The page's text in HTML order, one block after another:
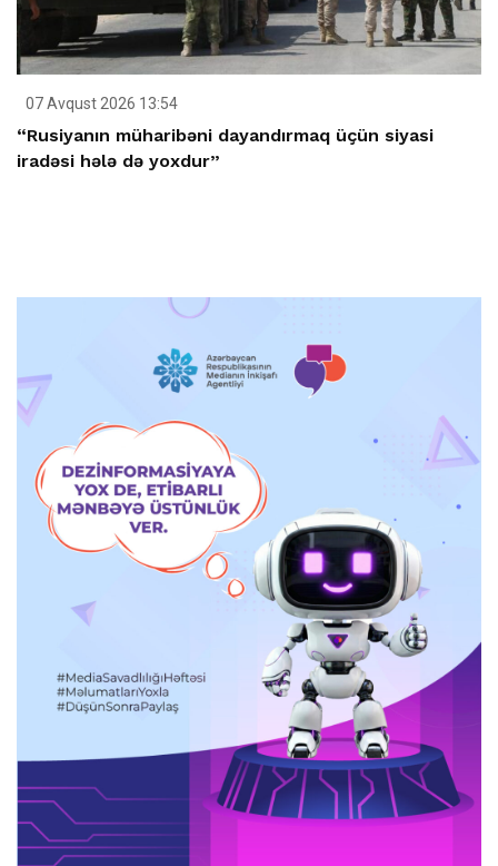
07 Avqust 2026 13:54
“Rusiyanın müharibəni dayandırmaq üçün siyasi
iradəsi hələ də yoxdur”